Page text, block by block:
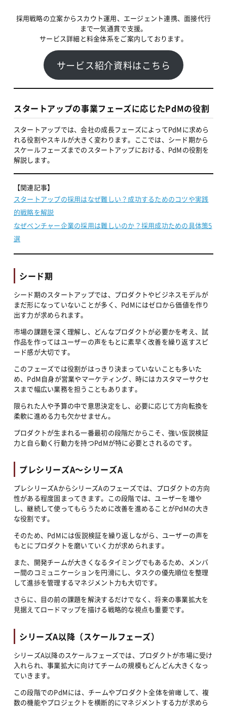
採用戦略の立案からスカウト運用、エージェント連携、面接代行
まで一気通貫で支援。
サービス詳細と料金体系をご案内しております。
サービス紹介資料はこちら
スタートアップの事業フェーズに応じたPdMの役割
スタートアップでは、会社の成長フェーズによってPdMに求めら
れる役割やスキルが大きく変わります。ここでは、シード期から
スケールフェーズまでのスタートアップにおける、PdMの役割を
解説します。
【関連記事】
スタートアップの採用はなぜ難しい？成功するためのコツや実践
的戦略を解説
なぜベンチャー企業の採用は難しいのか？採用成功ための具体策5
選
シード期
シード期のスタートアップでは、プロダクトやビジネスモデルが
まだ形になっていないことが多く、PdMにはゼロから価値を作り
出す力が求められます。
市場の課題を深く理解し、どんなプロダクトが必要かを考え、試
作品を作ってはユーザーの声をもとに素早く改善を繰り返すスピ
ード感が大切です。
このフェーズでは役割がはっきり決まっていないことも多いた
め、PdM自身が営業やマーケティング、時にはカスタマーサクセ
スまで幅広い業務を担うこともあります。
限られた人や予算の中で意思決定をし、必要に応じて方向転換を
柔軟に進める力も欠かせません。
プロダクトが生まれる一番最初の段階だからこそ、強い仮説検証
力と自ら動く行動力を持つPdMが特に必要とされるのです。
プレシリーズA〜シリーズA
プレシリーズAからシリーズAのフェーズでは、プロダクトの方向
性がある程度固まってきます。この段階では、ユーザーを増や
し、継続して使ってもらうために改善を進めることがPdMの大き
な役割です。
そのため、PdMには仮説検証を繰り返しながら、ユーザーの声を
もとにプロダクトを磨いていく力が求められます。
また、開発チームが大きくなるタイミングでもあるため、メンバ
ー間のコミュニケーションを円滑にし、タスクの優先順位を整理
して進捗を管理するマネジメント力も大切です。
さらに、目の前の課題を解決するだけでなく、将来の事業拡大を
見据えてロードマップを描ける戦略的な視点も重要です。
シリーズA以降（スケールフェーズ）
シリーズA以降のスケールフェーズでは、プロダクトが市場に受け
入れられ、事業拡大に向けてチームの規模もどんどん大きくなっ
ていきます。
この段階でのPdMには、チームやプロダクト全体を俯瞰して、複
数の機能やプロジェクトを横断的にマネジメントする力が求めら